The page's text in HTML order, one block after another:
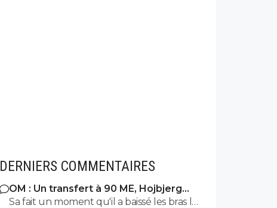
DERNIERS COMMENTAIRES
OM : Un transfert à 90 ME, Hojbjerg
s'en va
Sa fait un moment qu'il a baissé les bras la